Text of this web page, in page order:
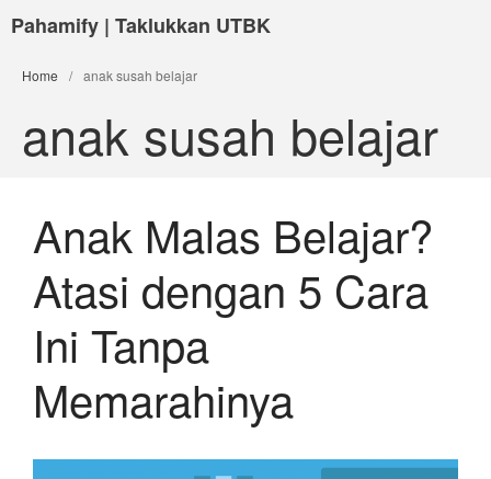
Pahamify | Taklukkan UTBK
Home / anak susah belajar
anak susah belajar
Anak Malas Belajar?
Atasi dengan 5 Cara
Ini Tanpa
Memarahinya